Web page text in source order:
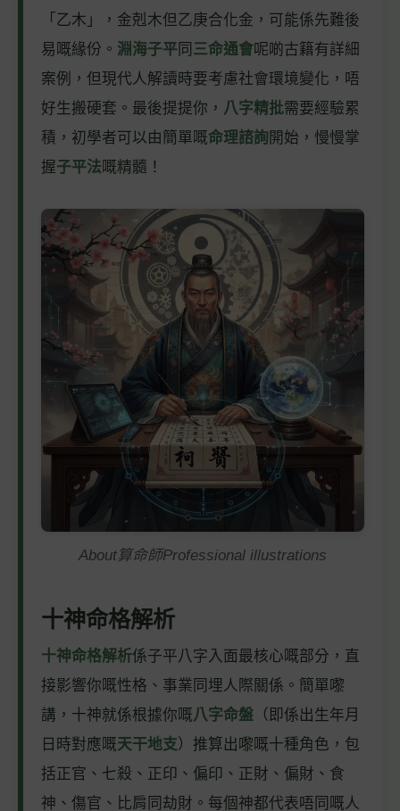
「乙木」，金剋木但乙庚合化金，可能係先難後
易嘅緣份。 淵海子平 同 三命通會呢啲古籍有詳細
案例，但現代人解讀時要考慮社會環境變化，唔
好生搬硬套。最後提提你， 八字精批需要經驗累
積，初學者可以由簡單嘅命理諮詢開始，慢慢掌
握子平法嘅精髓！
About算命師Professional illustrations
十神命格解析
十神命格解析係子平八字入面最核心嘅部分，直
接影響你嘅性格、事業同埋人際關係。簡單嚟
講，十神就係根據你嘅八字命盤 （即係出生年月
日時對應嘅天干地支）推算出嚟嘅十種角色，包
括正官、七殺、正印、偏印、正財、偏財、食
神、傷官、比肩同劫財。每個神都代表唔同嘅人